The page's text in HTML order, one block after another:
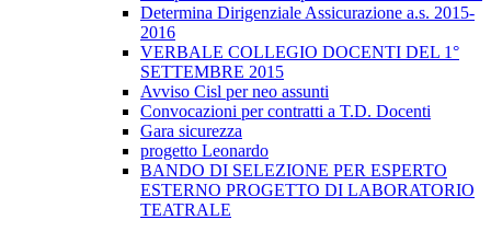
Determina Dirigenziale Assicurazione a.s. 2015-
2016
VERBALE COLLEGIO DOCENTI DEL 1°
SETTEMBRE 2015
Avviso Cisl per neo assunti
Convocazioni per contratti a T.D. Docenti
Gara sicurezza
progetto Leonardo
BANDO DI SELEZIONE PER ESPERTO
ESTERNO PROGETTO DI LABORATORIO
TEATRALE